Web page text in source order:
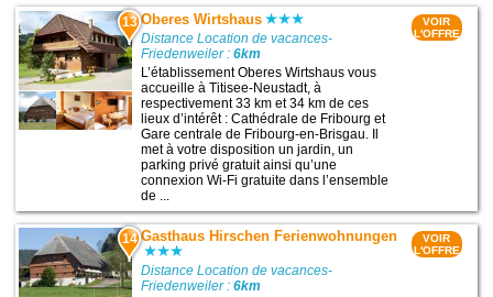
13 Oberes Wirtshaus
Distance Location de vacances-
Friedenweiler :6km
L’établissement Oberes Wirtshaus vous
accueille à Titisee-Neustadt, à
respectivement 33 km et 34 km de ces
lieux d’intérêt : Cathédrale de Fribourg et
Gare centrale de Fribourg-en-Brisgau. Il
met à votre disposition un jardin, un
parking privé gratuit ainsi qu’une
connexion Wi-Fi gratuite dans l’ensemble
de ...
VOIR
L'OFFRE
14 Gasthaus Hirschen Ferienwohnungen
Distance Location de vacances-
Friedenweiler :6km
VOIR
L'OFFRE